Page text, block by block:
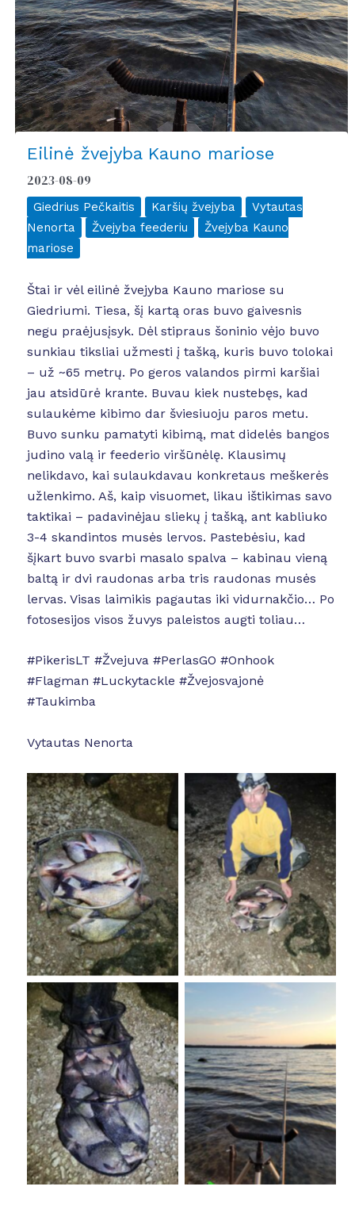
Eilinė žvejyba Kauno mariose
2023-08-09
Giedrius Pečkaitis Karšių žvejyba
Vytautas
Nenorta
Žvejyba feederiu
Žvejyba Kauno
mariose
Štai ir vėl eilinė žvejyba Kauno mariose su
Giedriumi. Tiesa, šį kartą oras buvo gaivesnis
negu praėjusįsyk. Dėl stipraus šoninio vėjo buvo
sunkiau tiksliai užmesti į tašką, kuris buvo tolokai
– už ~65 metrų. Po geros valandos pirmi karšiai
jau atsidūrė krante. Buvau kiek nustebęs, kad
sulaukėme kibimo dar šviesiuoju paros metu.
Buvo sunku pamatyti kibimą, mat didelės bangos
judino valą ir feederio viršūnėlę. Klausimų
nelikdavo, kai sulaukdavau konkretaus meškerės
užlenkimo. Aš, kaip visuomet, likau ištikimas savo
taktikai – padavinėjau sliekų į tašką, ant kabliuko
3-4 skandintos musės lervos. Pastebėsiu, kad
šįkart buvo svarbi masalo spalva – kabinau vieną
baltą ir dvi raudonas arba tris raudonas musės
lervas. Visas laimikis pagautas iki vidurnakčio… Po
fotosesijos visos žuvys paleistos augti toliau…
#PikerisLT #Žvejuva #PerlasGO #Onhook
#Flagman #Luckytackle #Žvejosvajonė
#Taukimba
Vytautas Nenorta
No Caption No Caption
No Caption No Caption